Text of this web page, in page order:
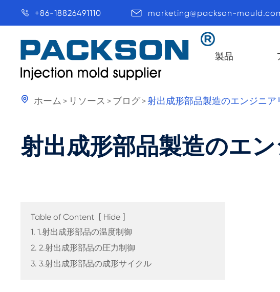
 +86-18826491110  marketing@packson-
製品
 ホーム リソース ブログ 射出成形部品製造のエンジニア
射出成形部品製造のエ
Table of Content [ Hide ]
1. 1.射出成形部品の温度制御
2. 2.射出成形部品の圧力制御
3. 3.射出成形部品の成形サイクル